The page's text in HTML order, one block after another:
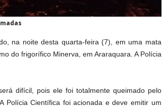
na noite desta quarta-feira (7), em uma mata
do frigorífico Minerva, em Araraquara. A Polícia
difícil, pois ele foi totalmente queimado pelo
Polícia Científica foi acionada e deve emitir um